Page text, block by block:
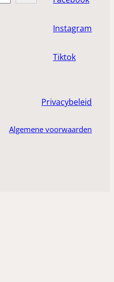
Instagram
Tiktok
Privacybeleid
Algemene voorwaarden